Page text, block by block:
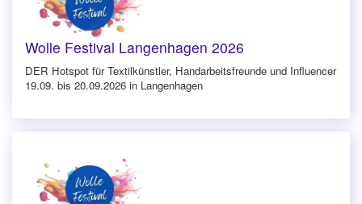
Wolle Festival Langenhagen 2026
DER Hotspot für Textilkünstler, Handarbeitsfreunde und Influencer
19.09. bis 20.09.2026 in Langenhagen